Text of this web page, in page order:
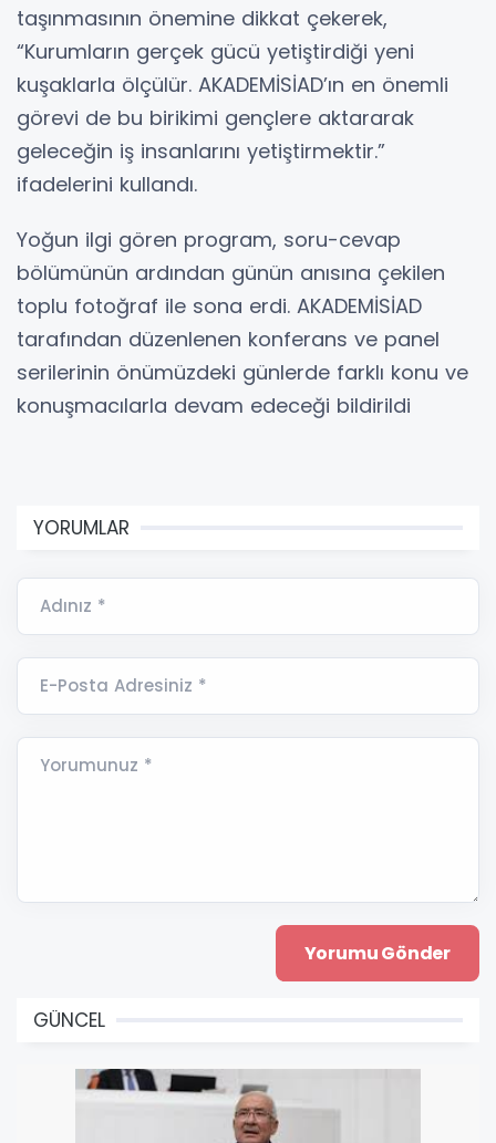
taşınmasının önemine dikkat çekerek,
“Kurumların gerçek gücü yetiştirdiği yeni
kuşaklarla ölçülür. AKADEMİSİAD’ın en önemli
görevi de bu birikimi gençlere aktararak
geleceğin iş insanlarını yetiştirmektir.”
ifadelerini kullandı.
Yoğun ilgi gören program, soru-cevap
bölümünün ardından günün anısına çekilen
toplu fotoğraf ile sona erdi. AKADEMİSİAD
tarafından düzenlenen konferans ve panel
serilerinin önümüzdeki günlerde farklı konu ve
konuşmacılarla devam edeceği bildirildi
YORUMLAR
Adınız *
E-Posta Adresiniz *
Yorumunuz *
GÜNCEL